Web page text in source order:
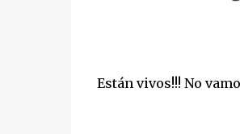
Están vivos!!! No